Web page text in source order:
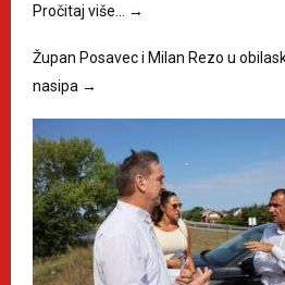
Pročitaj više…
→
Župan Posavec i Milan Rezo u
nasipa →